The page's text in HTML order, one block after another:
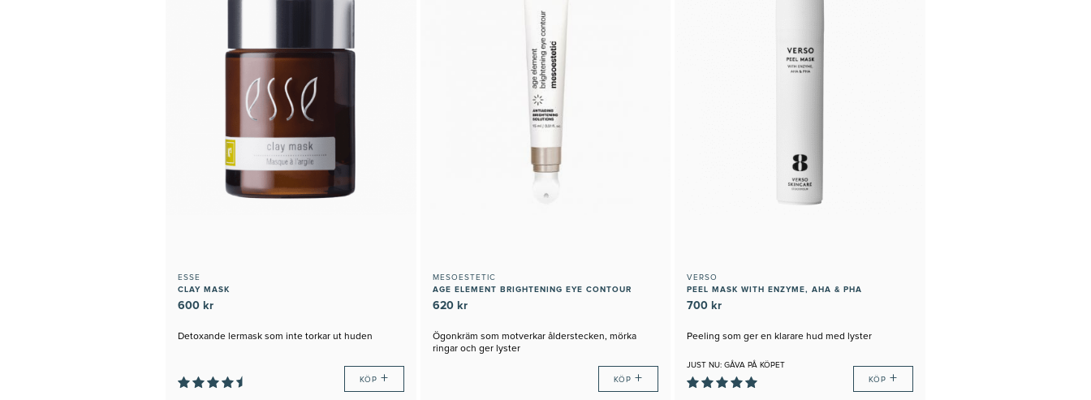
ESSE
CLAY MASK
600 kr
Detoxande lermask som inte torkar ut huden
KÖP +
MESOESTETIC
AGE ELEMENT BRIGHTENING EYE CONTOUR
620 kr
Ögonkräm som motverkar ålderstecken, mörka
ringar och ger lyster
KÖP+
VERSO
PEEL MASK WITH ENZYME, AHA & PHA
700 kr
Peeling som ger en klarare hud med lyster
JUST NU: GÅVA PÅ KÖPET
KÖP+